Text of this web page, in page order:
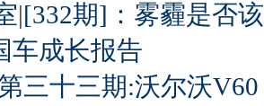
|[332期]：雾霾是否
车成长报告
三十三期:沃尔沃